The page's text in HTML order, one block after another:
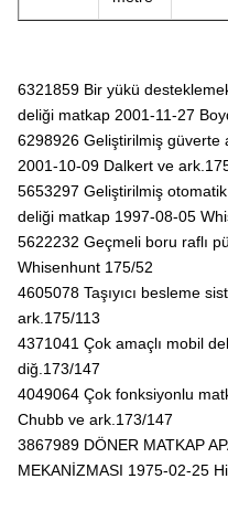
6321859 Bir yükü
deliği matkap 2001-11-27
6298926 Geliştirilmiş güverte
2001-10-09 Dalkert ve
5653297 Geliştirilmiş
deliği matkap 1997-08-05
5622232 Geçmeli boru raflı
Whisenhunt 175/52
4605078 Taşıyıcı besleme
ark.175/113
4371041 Çok amaçlı mobil
diğ.173/147
4049064 Çok fonksiyonlu
Chubb ve ark.173/147
3867989 DÖNER MATKAP
MEKANİZMASI 1975-02-25